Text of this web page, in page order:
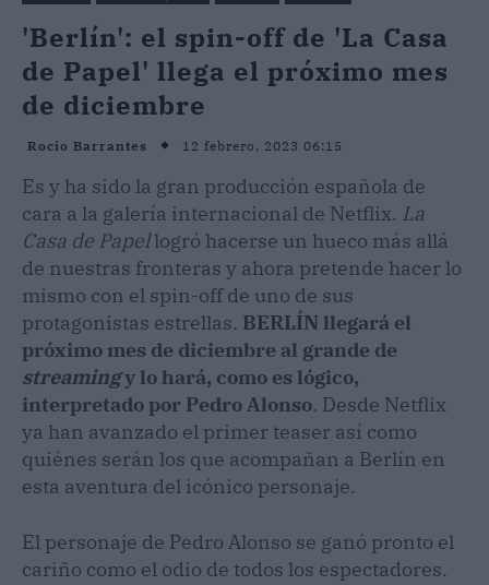
'Berlín': el spin-off de 'La Casa
de Papel' llega el próximo mes
de diciembre
Rocio Barrantes 12 febrero, 2023 06:15
Es y ha sido la gran producción española de
cara a la galería internacional de Netflix. La
Casa de Papellogró hacerse un hueco más allá
de nuestras fronteras y ahora pretende hacer lo
mismo con el spin-off de uno de sus
protagonistas estrellas. BERLÍN llegará el
próximo mes de diciembre al grande de
streamingy lo hará, como es lógico,
interpretado por Pedro Alonso. Desde Netflix
ya han avanzado el primer teaser así como
quiénes serán los que acompañan a Berlín en
esta aventura del icónico personaje.
El personaje de Pedro Alonso se ganó pronto el
cariño como el odio de todos los espectadores.